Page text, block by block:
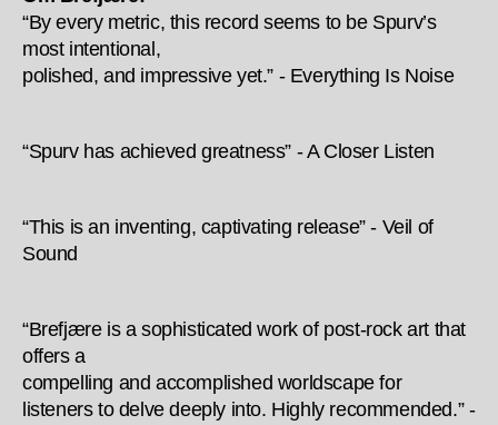
“By every metric, this record seems to be Spurv’s
most intentional,
polished, and impressive yet.” - Everything Is Noise
“Spurv has achieved greatness” - A Closer Listen
“This is an inventing, captivating release” - Veil of
Sound
“Brefjære is a sophisticated work of post-rock art that
offers a
compelling and accomplished worldscape for
listeners to delve deeply into. Highly recommended.” -